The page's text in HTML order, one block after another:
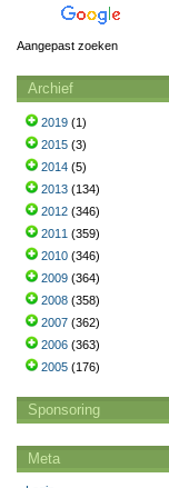
Aangepast zoeken
Archief
2019 (1)
2015 (3)
2014 (5)
2013 (134)
2012 (346)
2011 (359)
2010 (346)
2009 (364)
2008 (358)
2007 (362)
2006 (363)
2005 (176)
Sponsoring
Meta